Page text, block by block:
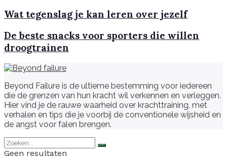
Wat tegenslag je kan leren over jezelf
De beste snacks voor sporters die willen
droogtrainen
Beyond Failure is de ultieme bestemming voor iedereen
die de grenzen van hun kracht wil verkennen en verleggen.
Hier vind je de rauwe waarheid over krachttraining, met
verhalen en tips die je voorbij de conventionele wijsheid en
de angst voor falen brengen.
Geen resultaten